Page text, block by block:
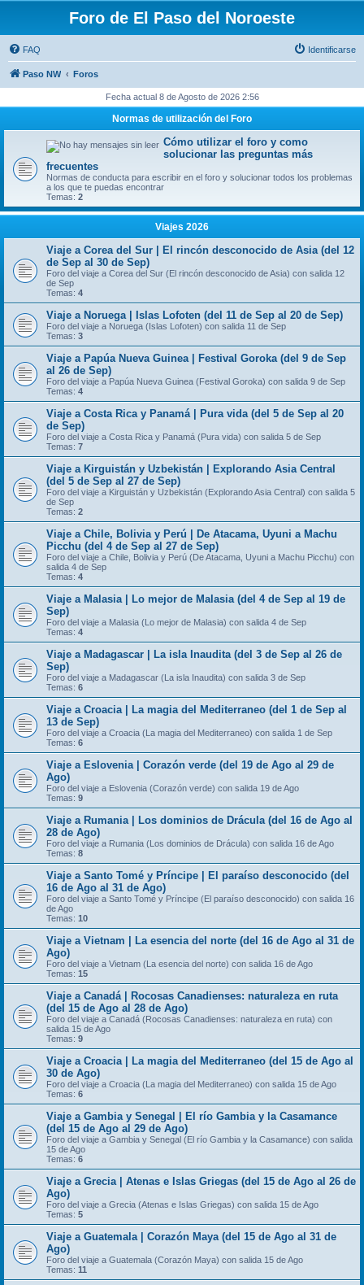
Foro de El Paso del Noroeste
FAQ Identificarse
Paso NW Foros
Fecha actual 8 de Agosto de 2026 2:56
Normas de utilización del Foro
Cómo utilizar el foro y como
solucionar las preguntas más
frecuentes
Normas de conducta para escribir en el foro y solucionar todos los problemas
a los que te puedas encontrar
Temas: 2
Viajes 2026
Viaje a Corea del Sur | El rincón desconocido de Asia (del 12
de Sep al 30 de Sep)
Foro del viaje a Corea del Sur (El rincón desconocido de Asia) con salida 12
de Sep
Temas: 4
Viaje a Noruega | Islas Lofoten (del 11 de Sep al 20 de Sep)
Foro del viaje a Noruega (Islas Lofoten) con salida 11 de Sep
Temas: 3
Viaje a Papúa Nueva Guinea | Festival Goroka (del 9 de Sep
al 26 de Sep)
Foro del viaje a Papúa Nueva Guinea (Festival Goroka) con salida 9 de Sep
Temas: 4
Viaje a Costa Rica y Panamá | Pura vida (del 5 de Sep al 20
de Sep)
Foro del viaje a Costa Rica y Panamá (Pura vida) con salida 5 de Sep
Temas: 7
Viaje a Kirguistán y Uzbekistán | Explorando Asia Central
(del 5 de Sep al 27 de Sep)
Foro del viaje a Kirguistán y Uzbekistán (Explorando Asia Central) con salida 5
de Sep
Temas: 2
Viaje a Chile, Bolivia y Perú | De Atacama, Uyuni a Machu
Picchu (del 4 de Sep al 27 de Sep)
Foro del viaje a Chile, Bolivia y Perú (De Atacama, Uyuni a Machu Picchu) con
salida 4 de Sep
Temas: 4
Viaje a Malasia | Lo mejor de Malasia (del 4 de Sep al 19 de
Sep)
Foro del viaje a Malasia (Lo mejor de Malasia) con salida 4 de Sep
Temas: 4
Viaje a Madagascar | La isla Inaudita (del 3 de Sep al 26 de
Sep)
Foro del viaje a Madagascar (La isla Inaudita) con salida 3 de Sep
Temas: 6
Viaje a Croacia | La magia del Mediterraneo (del 1 de Sep al
13 de Sep)
Foro del viaje a Croacia (La magia del Mediterraneo) con salida 1 de Sep
Temas: 6
Viaje a Eslovenia | Corazón verde (del 19 de Ago al 29 de
Ago)
Foro del viaje a Eslovenia (Corazón verde) con salida 19 de Ago
Temas: 9
Viaje a Rumania | Los dominios de Drácula (del 16 de Ago al
28 de Ago)
Foro del viaje a Rumania (Los dominios de Drácula) con salida 16 de Ago
Temas: 8
Viaje a Santo Tomé y Príncipe | El paraíso desconocido (del
16 de Ago al 31 de Ago)
Foro del viaje a Santo Tomé y Príncipe (El paraíso desconocido) con salida 16
de Ago
Temas: 10
Viaje a Vietnam | La esencia del norte (del 16 de Ago al 31 de
Ago)
Foro del viaje a Vietnam (La esencia del norte) con salida 16 de Ago
Temas: 15
Viaje a Canadá | Rocosas Canadienses: naturaleza en ruta
(del 15 de Ago al 28 de Ago)
Foro del viaje a Canadá (Rocosas Canadienses: naturaleza en ruta) con
salida 15 de Ago
Temas: 9
Viaje a Croacia | La magia del Mediterraneo (del 15 de Ago al
30 de Ago)
Foro del viaje a Croacia (La magia del Mediterraneo) con salida 15 de Ago
Temas: 6
Viaje a Gambia y Senegal | El río Gambia y la Casamance
(del 15 de Ago al 29 de Ago)
Foro del viaje a Gambia y Senegal (El río Gambia y la Casamance) con salida
15 de Ago
Temas: 6
Viaje a Grecia | Atenas e Islas Griegas (del 15 de Ago al 26 de
Ago)
Foro del viaje a Grecia (Atenas e Islas Griegas) con salida 15 de Ago
Temas: 5
Viaje a Guatemala | Corazón Maya (del 15 de Ago al 31 de
Ago)
Foro del viaje a Guatemala (Corazón Maya) con salida 15 de Ago
Temas: 11